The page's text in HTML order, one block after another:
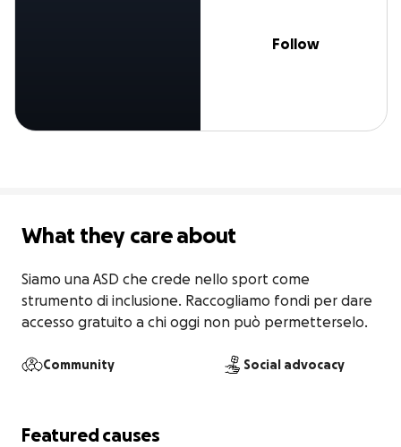
Follow
What they care about
Siamo una ASD che crede nello sport come
strumento di inclusione. Raccogliamo fondi per dare
accesso gratuito a chi oggi non può permetterselo.
Community Social advocacy
Featured causes